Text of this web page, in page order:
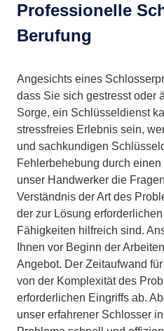
Professionelle
Berufung
Angesichts eines
dass Sie sich gestresst oder
Sorge, ein Schlüsseldienst
stressfreies Erlebnis sein,
und sachkundigen
Fehlerbehebung durch
unser Handwerker die
Verständnis der Art des
der zur Lösung
Fähigkeiten hilfreich sind.
Ihnen vor Beginn der
Angebot. Der Zeitaufwand
von der Komplexität des
erforderlichen Eingriffs ab.
unser erfahrener Schlosser